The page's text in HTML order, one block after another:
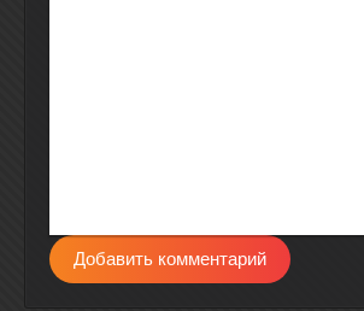
Добавить комментарий